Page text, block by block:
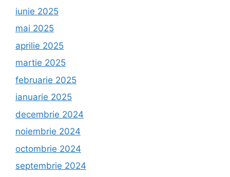
iunie 2025
mai 2025
aprilie 2025
martie 2025
februarie 2025
ianuarie 2025
decembrie 2024
noiembrie 2024
octombrie 2024
septembrie 2024